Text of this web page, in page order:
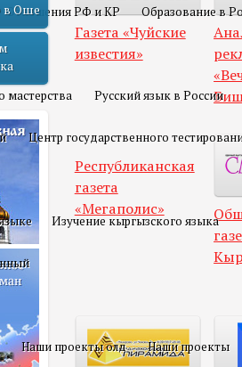
Отношения РФ и КР Образование в
мастерства Русский язык в России
Центр государственного
Изучение кыргызского языка
Наши проекты олд Наши проекты
в Оше
Газета «Чуйские
известия»
Республиканская
газета
«Мегаполис»